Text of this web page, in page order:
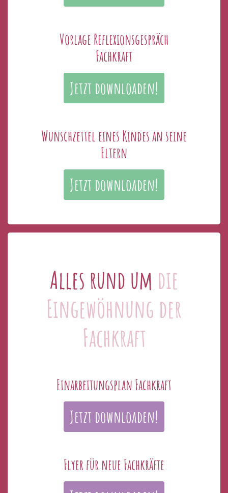
Vorlage Reflexionsgespräch
Fachkraft
Jetzt downloaden!
Wunschzettel eines Kindes an seine
Eltern
Jetzt downloaden!
Alles rund um die
Eingewöhnung der
Fachkraft
Einarbeitungsplan Fachkraft
Jetzt downloaden!
Flyer für neue Fachkräfte